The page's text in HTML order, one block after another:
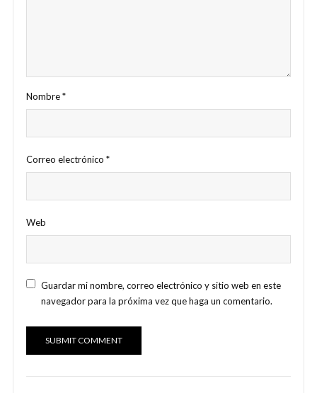
Nombre*
Correo electrónico *
Web
Guardar mi nombre, correo electrónico y sitio web en este
navegador para la próxima vez que haga un comentario.